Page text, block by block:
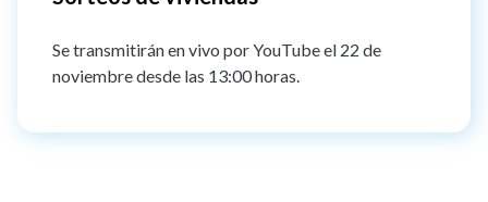
Se transmitirán en vivo por YouTube el 22 de
noviembre desde las 13:00 horas.